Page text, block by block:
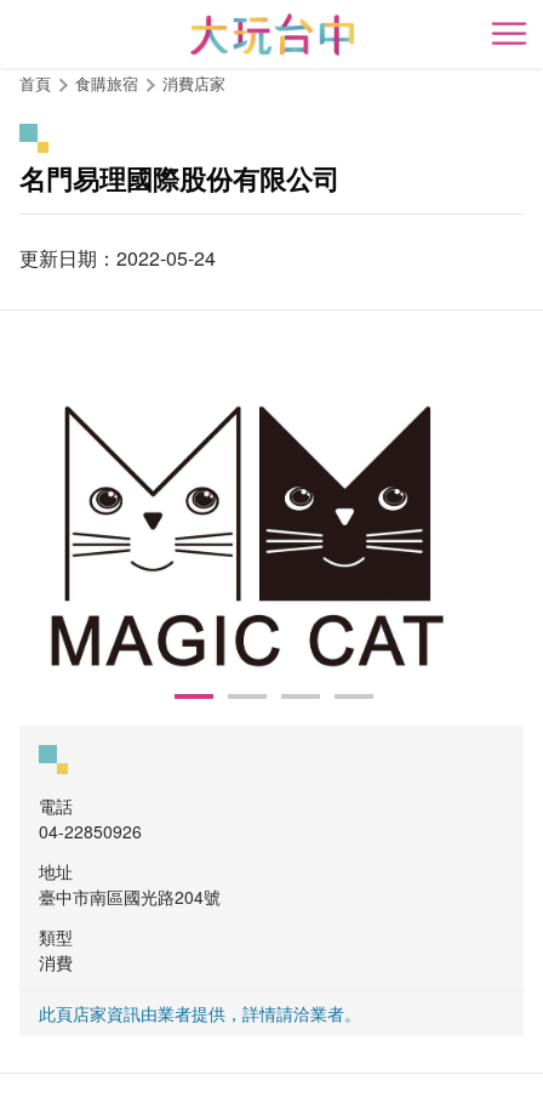
開
首頁 食購旅宿 消費店家
名門易理國際股份有限公司
更新日期：2022-05-24
電話
04-22850926
地址
臺中市南區國光路204號
類型
消費
此頁店家資訊由業者提供，詳情請洽業者。